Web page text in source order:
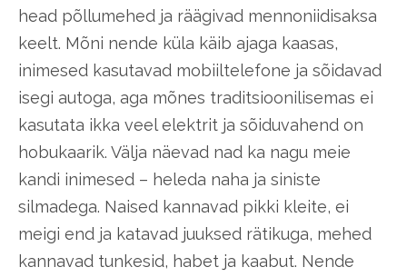
head põllumehed ja räägivad mennoniidisaksa
keelt. Mõni nende küla käib ajaga kaasas,
inimesed kasutavad mobiiltelefone ja sõidavad
isegi autoga, aga mõnes traditsioonilisemas ei
kasutata ikka veel elektrit ja sõiduvahend on
hobukaarik. Välja näevad nad ka nagu meie
kandi inimesed – heleda naha ja siniste
silmadega. Naised kannavad pikki kleite, ei
meigi end ja katavad juuksed rätikuga, mehed
kannavad tunkesid, habet ja kaabut. Nende